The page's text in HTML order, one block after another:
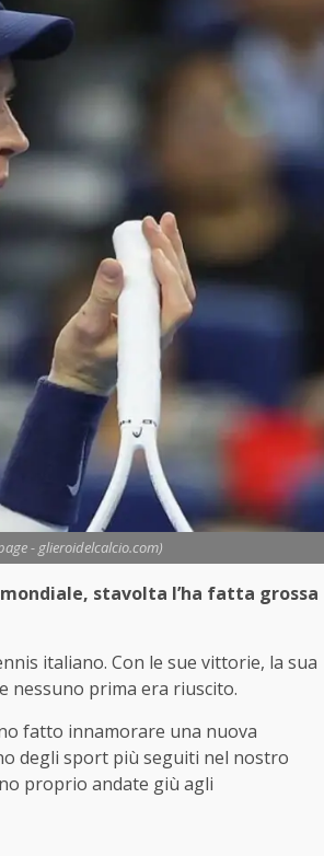
- glieroidelcalcio.com)
stavolta l’ha fatta grossa
italiano. Con le sue vittorie, la sua
nessuno prima era riuscito.
fatto innamorare una nuova
degli sport più seguiti nel nostro
proprio andate giù agli